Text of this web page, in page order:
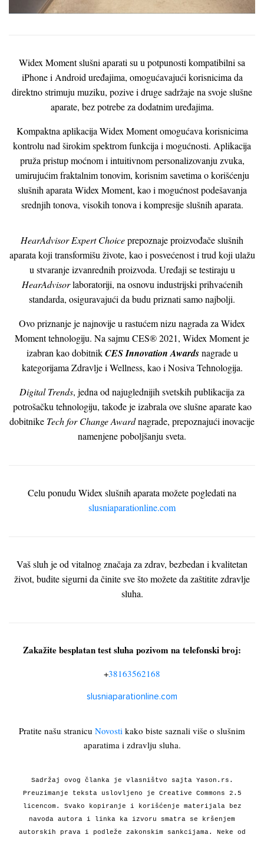
Widex Moment slušni aparati su u potpunosti kompatibilni sa
iPhone i Android uređajima, omogućavajući korisnicima da
direktno strimuju muziku, pozive i druge sadržaje na svoje slušne
aparate, bez potrebe za dodatnim uređajima.
Kompaktna aplikacija Widex Moment omogućava korisnicima
kontrolu nad širokim spektrom funkcija i mogućnosti. Aplikacija
pruža pristup moćnom i intuitivnom personalizovanju zvuka,
umirujućim fraktalnim tonovim, korisnim savetima o korišćenju
slušnih aparata Widex Moment, kao i mogućnost podešavanja
srednjih tonova, visokih tonova i kompresije slušnih aparata.
HearAdvisor Expert Choiceprepoznaje proizvođače slušnih
aparata koji transformišu živote, kao i posvećenost i trud koji ulažu
u stvaranje izvanrednih proizvoda. Uređaji se testiraju u
HearAdvisorlaboratoriji, na osnovu industrijski prihvaćenih
standarda, osiguravajući da budu priznati samo najbolji.
Ovo priznanje je najnovije u rastućem nizu nagrada za Widex
Moment tehnologiju. Na sajmu CES® 2021, Widex Moment je
izabran kao dobitnikCES Innovation Awardsnagrade u
kategorijama Zdravlje i Wellness, kao i Nosiva Tehnologija.
Digital Trends, jedna od najuglednijih svetskih publikacija za
potrošačku tehnologiju, takođe je izabrala ove slušne aparate kao
dobitnike Tech for Change Awardnagrade, prepoznajući inovacije
namenjene poboljšanju sveta.
Celu ponudu Widex slušnih aparata možete pogledati na
slusniaparationline.com
Vaš sluh je od vitalnog značaja za zdrav, bezbedan i kvalitetan
život, budite sigurni da činite sve što možete da zaštitite zdravlje
sluha.
Zakažite besplatan test sluha pozivom na telefonski broj:
+38163562168
slusniaparationline.com
Pratite našu stranicu Novosti kako biste saznali više o slušnim
aparatima i zdravlju sluha.
Sadržaj ovog članka je vlasništvo sajta Yason.rs.
Preuzimanje teksta uslovljeno je Creative Commons 2.5
licencom. Svako kopiranje i korišćenje materijala bez
navoda autora i linka ka izvoru smatra se kršenjem
autorskih prava i podleže zakonskim sankcijama. Neke od